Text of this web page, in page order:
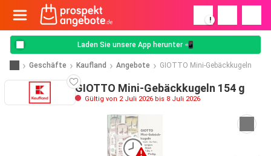
!
Laden Sie unsere App herunter 📲
Geschäfte Kaufland Angebote GIOTTO Mini-Gebäckkugeln
GIOTTO Mini-Gebäckkugeln 154 g
Gültig von 2 Juli 2026 bis 8 Juli 2026